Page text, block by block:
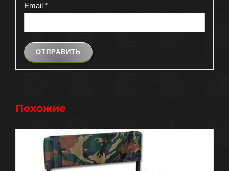
Email *
Похожие